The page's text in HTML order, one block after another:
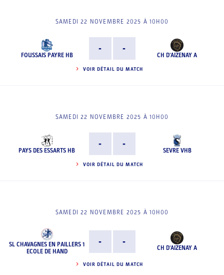
SAMEDI 22 NOVEMBRE 2025 À 10H00
FOUSSAIS PAYRE HB
- -
CH D'AIZENAY A
VOIR DÉTAIL DU MATCH
SAMEDI 22 NOVEMBRE 2025 À 10H00
PAYS DES ESSARTS HB
- -
SEVRE VHB
VOIR DÉTAIL DU MATCH
SAMEDI 22 NOVEMBRE 2025 À 10H00
SL CHAVAGNES EN PAILLERS 1
ECOLE DE HAND
- -
CH D'AIZENAY A
VOIR DÉTAIL DU MATCH